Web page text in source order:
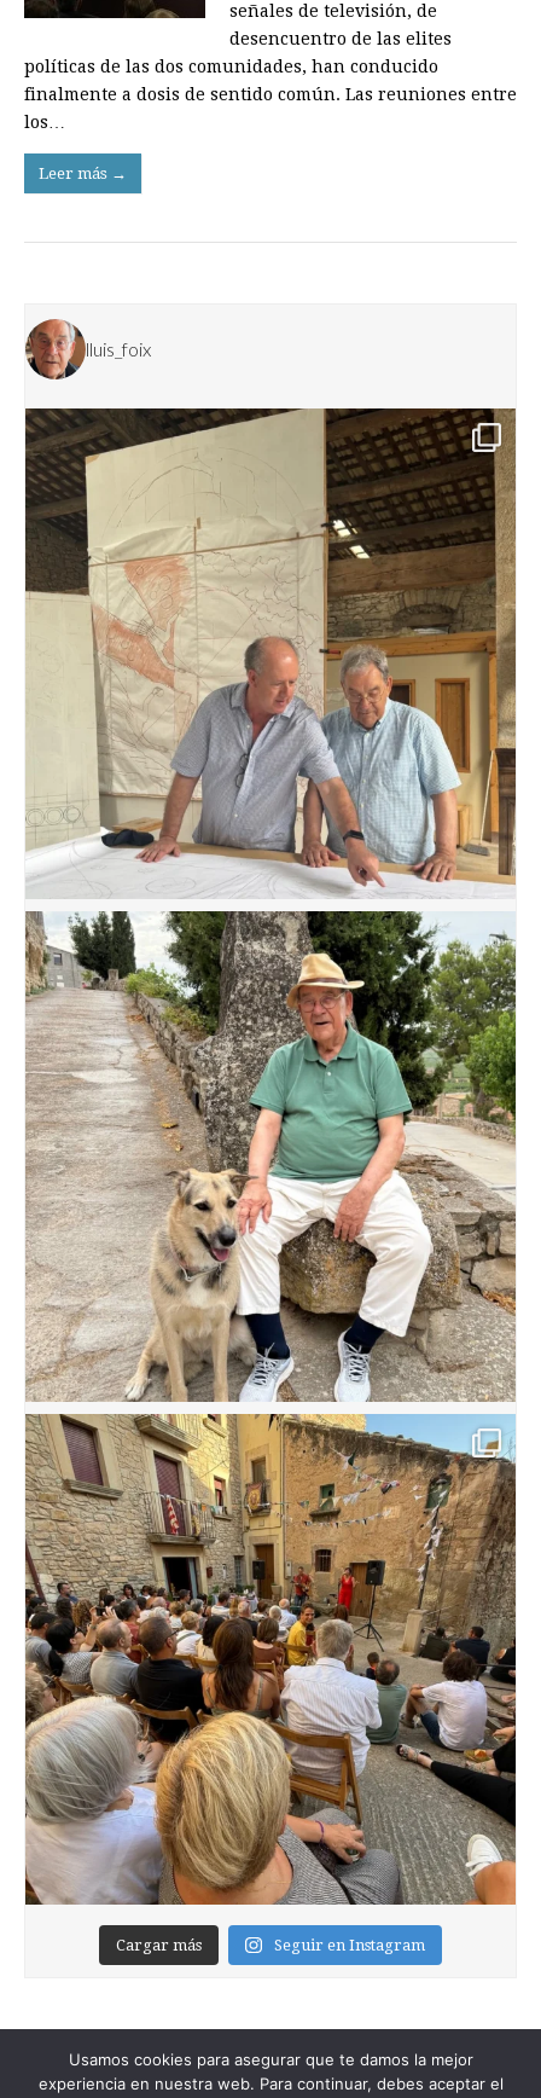
señales de televisión, de
desencuentro de las elites
políticas de las dos comunidades, han conducido
finalmente a dosis de sentido común. Las reuniones entre
los…
Leer más →
lluis_foix
Cargar más Seguir en Instagram
Usamos cookies para asegurar que te damos la mejor
experiencia en nuestra web. Para continuar, debes aceptar el